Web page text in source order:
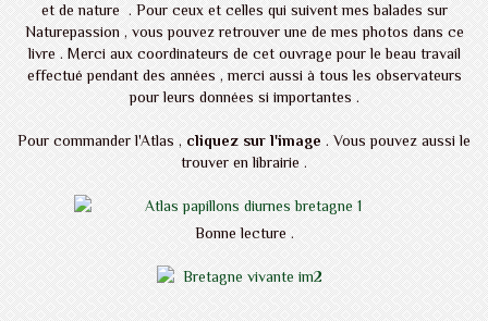
et de nature . Pour ceux et celles qui suivent mes balades sur
Naturepassion , vous pouvez retrouver une de mes photos dans ce
livre . Merci aux coordinateurs de cet ouvrage pour le beau travail
effectué pendant des années , merci aussi à tous les observateurs
pour leurs données si importantes .
Pour commander l'Atlas ,cliquez sur l'image . Vous pouvez aussi le
trouver en librairie .
Bonne lecture .